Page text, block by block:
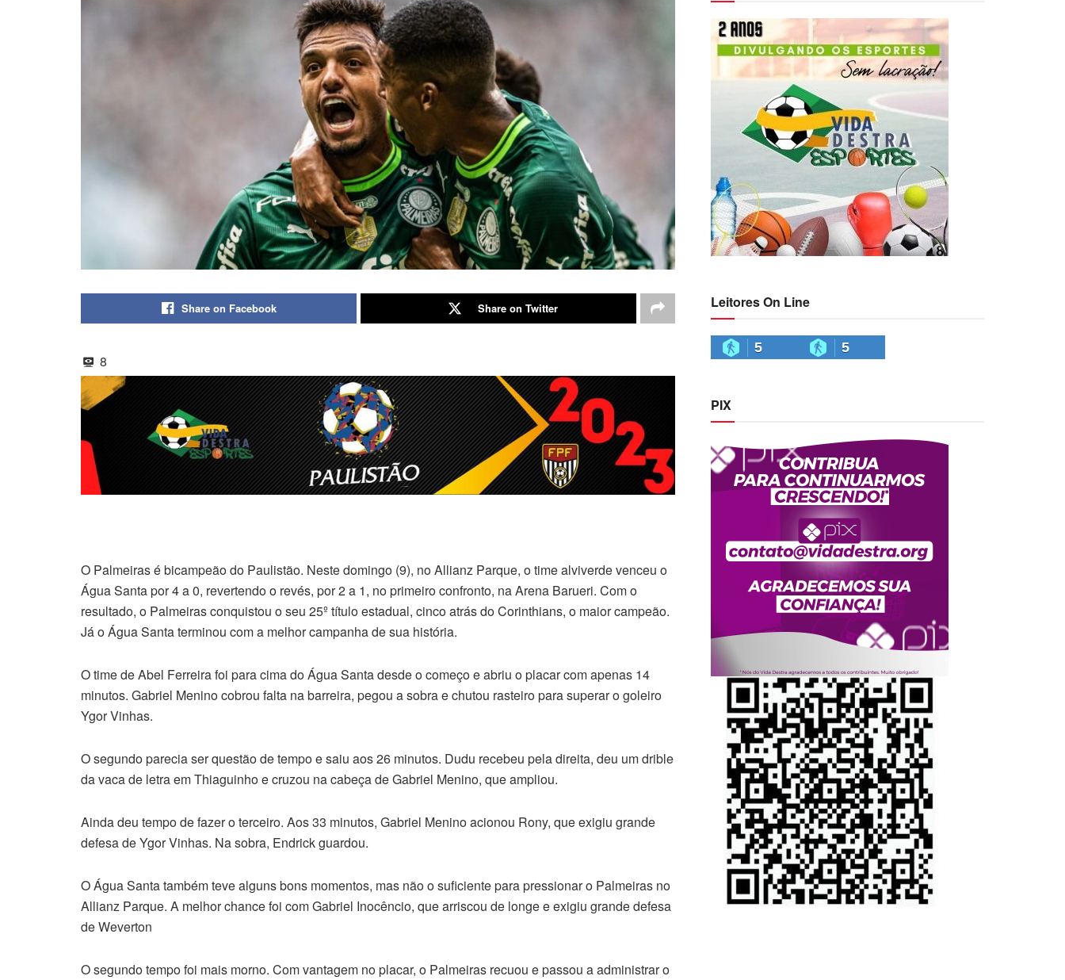
Share on Facebook Share on Twitter
8
O Palmeiras é bicampeão do Paulistão. Neste domingo (9), no Allianz Parque, o time alviverde venceu o
Água Santa por 4 a 0, revertendo o revés, por 2 a 1, no primeiro confronto, na Arena Barueri. Com o
resultado, o Palmeiras conquistou o seu 25º título estadual, cinco atrás do Corinthians, o maior campeão.
Já o Água Santa terminou com a melhor campanha de sua história.
O time de Abel Ferreira foi para cima do Água Santa desde o começo e abriu o placar com apenas 14
minutos. Gabriel Menino cobrou falta na barreira, pegou a sobra e chutou rasteiro para superar o goleiro
Ygor Vinhas.
O segundo parecia ser questão de tempo e saiu aos 26 minutos. Dudu recebeu pela direita, deu um drible
da vaca de letra em Thiaguinho e cruzou na cabeça de Gabriel Menino, que ampliou.
Ainda deu tempo de fazer o terceiro. Aos 33 minutos, Gabriel Menino acionou Rony, que exigiu grande
defesa de Ygor Vinhas. Na sobra, Endrick guardou.
O Água Santa também teve alguns bons momentos, mas não o suficiente para pressionar o Palmeiras no
Allianz Parque. A melhor chance foi com Gabriel Inocêncio, que arriscou de longe e exigiu grande defesa
de Weverton
O segundo tempo foi mais morno. Com vantagem no placar, o Palmeiras recuou e passou a administrar o
Leitores On Line
5 5
PIX